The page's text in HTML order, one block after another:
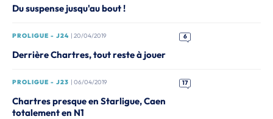
Du suspense jusqu'au bout !
PROLIGUE - J24 | 20/04/2019 6
Derrière Chartres, tout reste à jouer
PROLIGUE - J23 | 06/04/2019 17
Chartres presque en Starligue, Caen
totalement en N1